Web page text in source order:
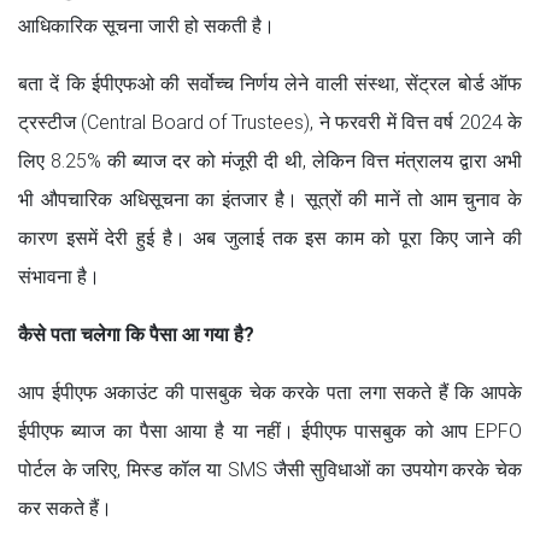
आधिकारिक सूचना जारी हो सकती है।
बता दें कि ईपीएफओ की सर्वोच्च निर्णय लेने वाली संस्था, सेंट्रल बोर्ड ऑफ
ट्रस्टीज (Central Board of Trustees), ने फरवरी में वित्त वर्ष 2024 के
लिए 8.25% की ब्याज दर को मंजूरी दी थी, लेकिन वित्त मंत्रालय द्वारा अभी
भी औपचारिक अधिसूचना का इंतजार है। सूत्रों की मानें तो आम चुनाव के
कारण इसमें देरी हुई है। अब जुलाई तक इस काम को पूरा किए जाने की
संभावना है।
कैसे पता चलेगा कि पैसा आ गया है?
आप ईपीएफ अकाउंट की पासबुक चेक करके पता लगा सकते हैं कि आपके
ईपीएफ ब्याज का पैसा आया है या नहीं। ईपीएफ पासबुक को आप EPFO
पोर्टल के जरिए, मिस्ड कॉल या SMS जैसी सुविधाओं का उपयोग करके चेक
कर सकते हैं।